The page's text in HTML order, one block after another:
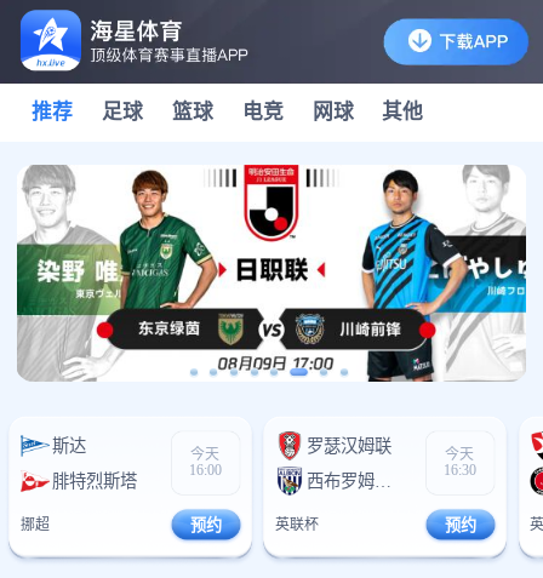
推荐 足球 篮球 电竞 网球 其他
斯达
0
腓特烈斯塔
0
挪超 预约
今天
16:00
罗瑟汉姆联
0
0
英联杯 预约
今天
16:30